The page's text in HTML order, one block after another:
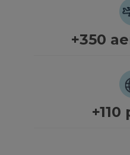
+350